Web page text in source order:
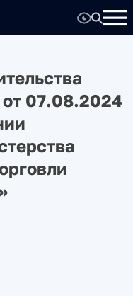
07.08.2024